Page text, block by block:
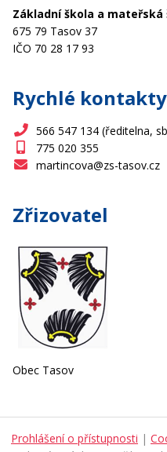
Základní škola a mateřská
675 79 Tasov 37
IČO 70 28 17 93
Rychlé kontakty
566 547 134 (ředitelna,
775 020 355
martincova@zs-tasov.cz
Zřizovatel
Obec Tasov
Prohlášení o přístupnosti |